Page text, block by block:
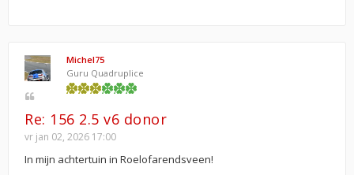
Michel75
Guru Quadruplice
Re: 156 2.5 v6 donor
vr jan 02, 2026 17:00
In mijn achtertuin in Roelofarendsveen!